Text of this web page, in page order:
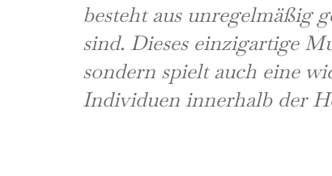
besteht aus unregelmäßig
sind. Dieses einzigartige
sondern spielt auch eine
Individuen innerhalb der